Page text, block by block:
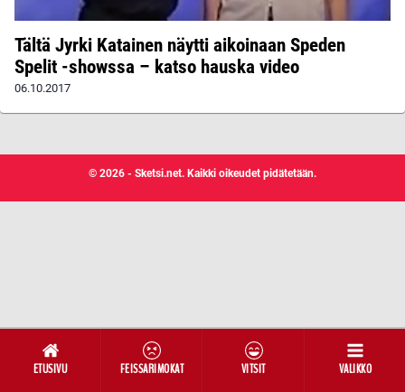
ETUSIVU FEISSARIMOKAT VITSIT VALIKKO
Tältä Jyrki Katainen näytti aikoinaan Speden
Spelit -showssa – katso hauska video
06.10.2017
© 2026 - Sketsi.net. Kaikki oikeudet pidätetään.